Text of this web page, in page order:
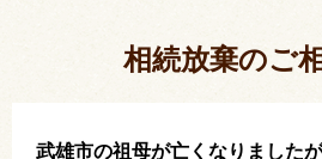
相続放棄のご
武雄市の祖母が亡くなりました